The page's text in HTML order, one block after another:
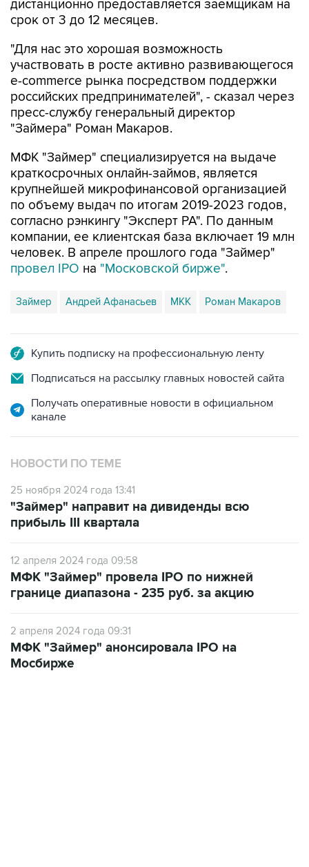
"Для нас это хорошая возможность
e-commerce рынка посредством поддержки
российских предпринимателей", - сказал через
пресс-службу генеральный директор
"Займера" Роман Макаров.
МФК "Займер" специализируется на выдаче
крупнейшей микрофинансовой организацией
по объему выдач по итогам 2019-2023 годов,
согласно рэнкингу "Эксперт РА". По данным
компании, ее клиентская база включает 19 млн
человек. В апреле прошлого года "Займер"
провел IPOна"Московской бирже".
Займер Андрей Афанасьев МКК Роман Макаров
Подписаться на рассылку главных новостей сайта
Получать оперативные новости в официальном
НОВОСТИ ПО ТЕМЕ
25 ноября 2024 года 13:41
прибыль III квартала
12 апреля 2024 года 09:58
границе диапазона - 235 руб. за акцию
2 апреля 2024 года 09:31
Мосбирже